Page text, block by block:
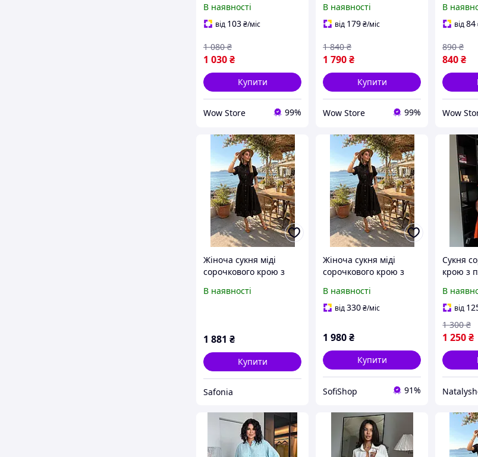
(Блакитна смужка, 42-
46)
В наявності
від 103₴/міс
1 030₴
1 080 ₴
Купити
Wow Store 99%
бавовни (Небесно-
блакитний, 48)
В наявності
від 179₴/міс
1 790₴
1 840 ₴
Купити
Wow Store 99%
з
44)
В
від84
840₴
890 ₴
Wow
Жіноча сукня міді
сорочкового крою з
підкладкою з батисту
В наявності
1 881 ₴
Купити
Safonia
Жіноча сукня міді
сорочкового крою з
підкладкою з батисту
SH 2403
В наявності
від330₴/міс
1 980₴
Купити
SofiShop 91%
Сукня
крою з
В
від
1 250₴
1 300 ₴